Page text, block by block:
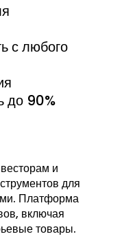
с любого
до 90%
и
для
Платформа
включая
товары.